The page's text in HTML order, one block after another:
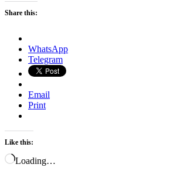
Share this:
WhatsApp
Telegram
Email
Print
Like this:
Loading…